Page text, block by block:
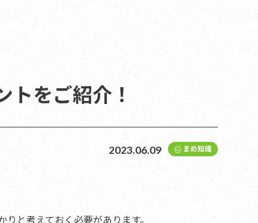
をご紹介！
2023.06.09 まめ知識
と考えておく必要があります。